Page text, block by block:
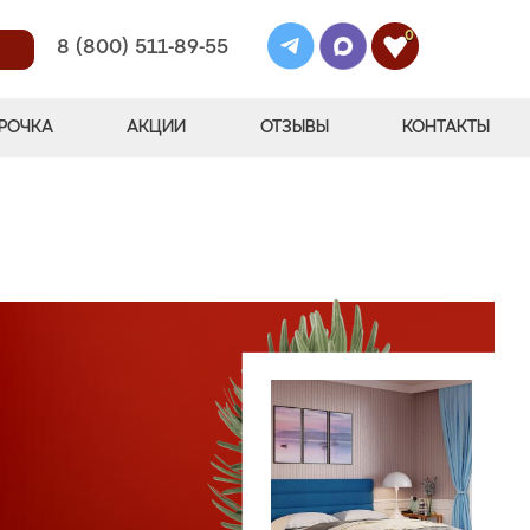
8 (800) 511-89-55
0
АКЦИИ ОТЗЫВЫ КОНТАКТЫ